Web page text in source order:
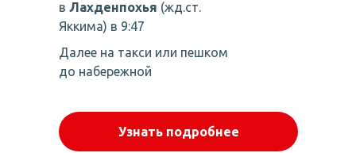
в Лахденпохья (жд.ст.
Яккима) в 9:47
Далее на такси или пешком
до набережной
Узнать подробнее